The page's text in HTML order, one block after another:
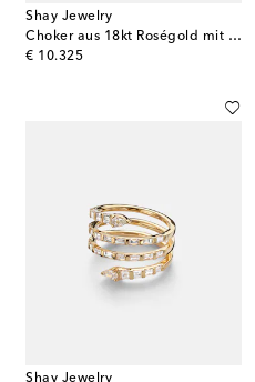
Shay Jewelry
Choker aus 18kt Roségold mit Diamanten und Saphiren
€ 10.325
original price
Shay Jewelry